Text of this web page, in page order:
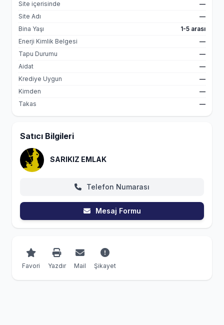
Site içerisinde
—
Site Adı
—
Bina Yaşı
1-5 arası
Enerji Kimlik Belgesi
—
Tapu Durumu
—
Aidat
—
Krediye Uygun
—
Kimden
—
Takas
—
Satıcı Bilgileri
SARIKIZ EMLAK
Telefon Numarası
Mesaj Formu
Favori Yazdır Mail Şikayet